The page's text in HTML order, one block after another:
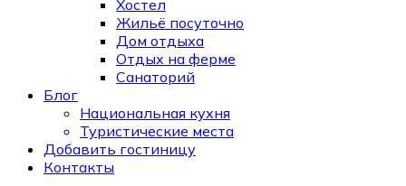
Хостел
Жильё посуточно
Дом отдыха
Отдых на ферме
Санаторий
Блог
Национальная кухня
Туристические места
Добавить гостиницу
Контакты